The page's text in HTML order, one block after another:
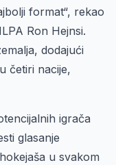
format“, rekao
Ron Hejnsi.
dodajući
četiri nacije,
igrača
glasanje
u svakom